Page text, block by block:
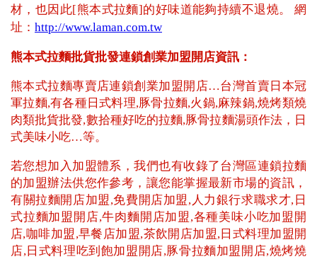
材，也因此[熊本式拉麵]的好味道能夠持續不退燒。 網
址： http://www.laman.com.tw
熊本式拉麵批貨批發連鎖創業加盟開店資訊：
熊本式拉麵專賣店連鎖創業加盟開店…台灣首賣日本冠
軍拉麵,有各種日式料理,豚骨拉麵,火鍋,麻辣鍋,燒烤類燒
肉類批貨批發,數拾種好吃的拉麵,豚骨拉麵湯頭作法，日
式美味小吃…等。
若您想加入加盟體系，我們也有收錄了台灣區連鎖拉麵
的加盟辦法供您作參考，讓您能掌握最新市場的資訊，
有關拉麵開店加盟,免費開店加盟,人力銀行求職求才,日
式拉麵加盟開店,牛肉麵開店加盟,各種美味小吃加盟開
店,咖啡加盟,早餐店加盟,茶飲開店加盟,日式料理加盟開
店,日式料理吃到飽加盟開店,豚骨拉麵加盟開店,燒烤燒